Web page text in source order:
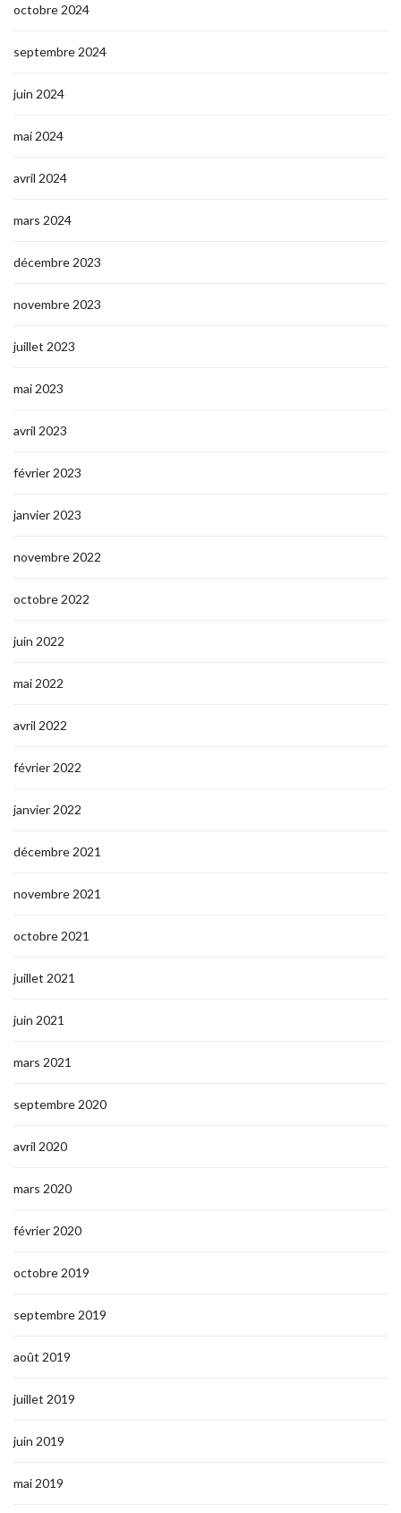
octobre 2024
septembre 2024
juin 2024
mai 2024
avril 2024
mars 2024
décembre 2023
novembre 2023
juillet 2023
mai 2023
avril 2023
février 2023
janvier 2023
novembre 2022
octobre 2022
juin 2022
mai 2022
avril 2022
février 2022
janvier 2022
décembre 2021
novembre 2021
octobre 2021
juillet 2021
juin 2021
mars 2021
septembre 2020
avril 2020
mars 2020
février 2020
octobre 2019
septembre 2019
août 2019
juillet 2019
juin 2019
mai 2019